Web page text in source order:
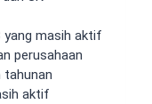
yang masih aktif
perusahaan
tahunan
aktif